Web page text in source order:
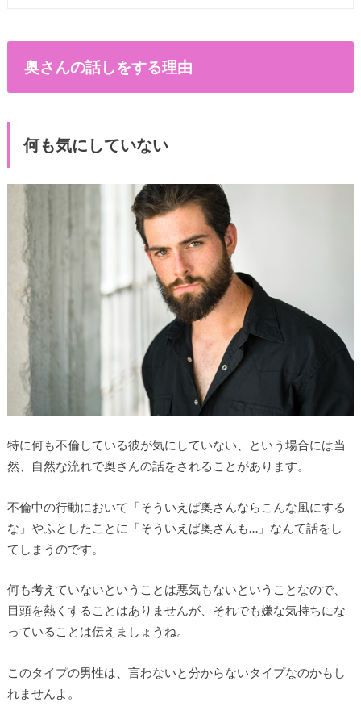
奥さんの話しをする理由
何も気にしていない
特に何も不倫している彼が気にしていない、という場合には当
然、自然な流れで奥さんの話をされることがあります。
不倫中の行動において「そういえば奥さんならこんな風にする
な」やふとしたことに「そういえば奥さんも…」なんて話をし
てしまうのです。
何も考えていないということは悪気もないということなので、
目頭を熱くすることはありませんが、それでも嫌な気持ちにな
っていることは伝えましょうね。
このタイプの男性は、言わないと分からないタイプなのかもし
れませんよ。